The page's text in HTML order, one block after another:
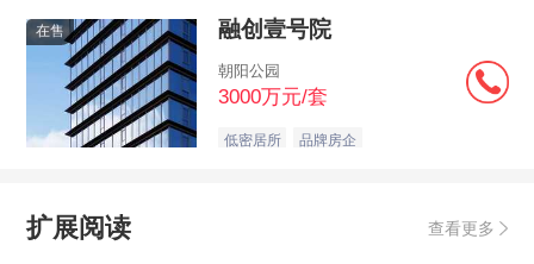
在售 融创壹号院
朝阳公园
3000万元/套
低密居所 品牌房企
扩展阅读 查看更多